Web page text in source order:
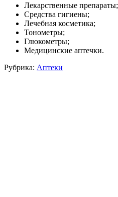
Лекарственные препараты;
Средства гигиены;
Лечебная косметика;
Тоно­метры;
Глюкометры;
Медицинские аптечки.
Рубрика: Аптеки